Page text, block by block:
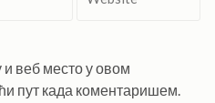
веб место у овом
пут када коментаришем.